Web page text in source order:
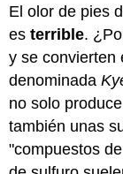
El olor de pies
es terrible.
y se convierten
denominada
no solo
también unas
"compuestos